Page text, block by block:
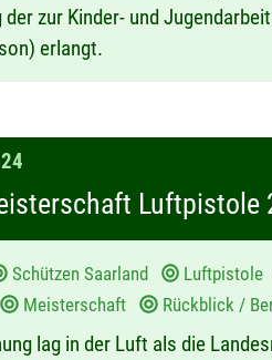
der zur Kinder- und
erlangt.
Luftpistole
Schützen Saarland
Meisterschaft Rückblick /
lag in der Luft als die